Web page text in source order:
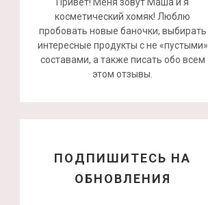
косметический хомяк! Люблю
пробовать новые баночки, выбирать
интересные продукты с не «пустыми»
составами, а также писать обо всем
этом отзывы.
ПОДПИШИТЕСЬ НА
ОБНОВЛЕНИЯ